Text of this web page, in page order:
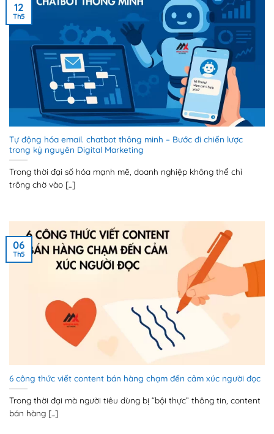
Tự động hóa email. chatbot thông minh – Bước đi chiến lược
trong kỷ nguyên Digital Marketing
Trong thời đại số hóa mạnh mẽ, doanh nghiệp không thể chỉ
trông chờ vào [...]
12
Th5
6 công thức viết content bán hàng chạm đến cảm xúc người đọc
Trong thời đại mà người tiêu dùng bị “bội thực” thông tin, content
bán hàng [...]
06
Th5